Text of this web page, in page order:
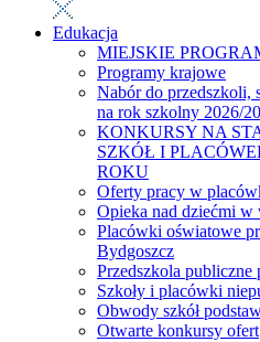
Edukacja
MIEJSKIE
Programy krajowe
Nabór do przedszkoli,
na rok szkolny 2026/
KONKURSY NA
SZKÓŁ I
ROKU
Oferty pracy w
Opieka nad dziećmi w
Placówki oświatowe
Bydgoszcz
Przedszkola publiczne
Szkoły i placówki
Obwody szkół
Otwarte konkursy ofert